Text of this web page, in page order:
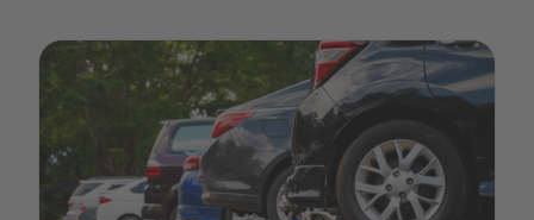
mehr „Was ist wirklich möglich?“.